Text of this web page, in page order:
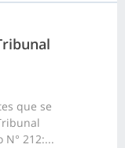
que se
212:...